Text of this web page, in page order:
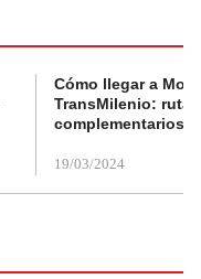
Cómo llegar a
TransMilenio:
complementarios
19/03/2024